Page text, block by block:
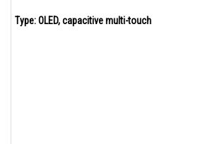
Type: OLED, capacitive multi-touch